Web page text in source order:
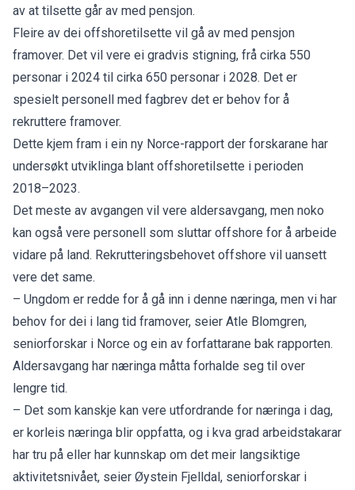
av at tilsette går av med pensjon.
Fleire av dei offshoretilsette vil gå av med pensjon
framover. Det vil vere ei gradvis stigning, frå cirka 550
personar i 2024 til cirka 650 personar i 2028. Det er
spesielt personell med fagbrev det er behov for å
rekruttere framover.
Dette kjem fram i ein ny Norce-rapport der forskarane har
undersøkt utviklinga blant offshoretilsette i perioden
2018–2023.
Det meste av avgangen vil vere aldersavgang, men noko
kan også vere personell som sluttar offshore for å arbeide
vidare på land. Rekrutteringsbehovet offshore vil uansett
vere det same.
– Ungdom er redde for å gå inn i denne næringa, men vi har
behov for dei i lang tid framover, seier Atle Blomgren,
seniorforskar i Norce og ein av forfattarane bak rapporten.
Aldersavgang har næringa måtta forhalde seg til over
lengre tid.
– Det som kanskje kan vere utfordrande for næringa i dag,
er korleis næringa blir oppfatta, og i kva grad arbeidstakarar
har tru på eller har kunnskap om det meir langsiktige
aktivitetsnivået, seier Øystein Fjelldal, seniorforskar i